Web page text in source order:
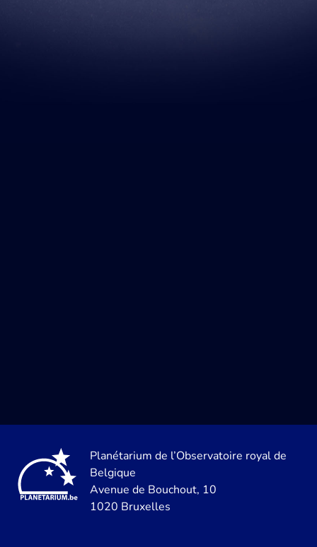
Planétarium de l’Observatoire royal de
Belgique
Avenue de Bouchout, 10
1020 Bruxelles